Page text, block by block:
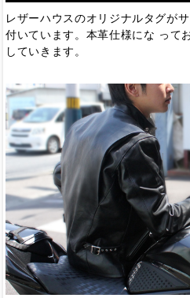
レザーハウスのオリジナルタグが
付いています。本革仕様にな って
していきます。